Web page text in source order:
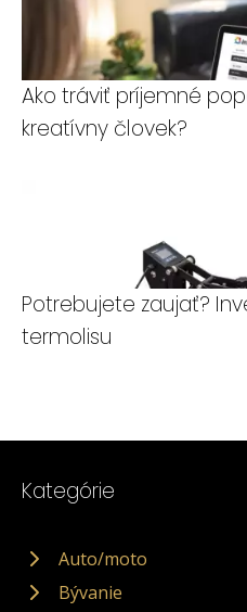
Ako tráviť príjemné
kreatívny človek?
Potrebujete zaujať?
termolisu
Kategórie
Auto/moto
Bývanie